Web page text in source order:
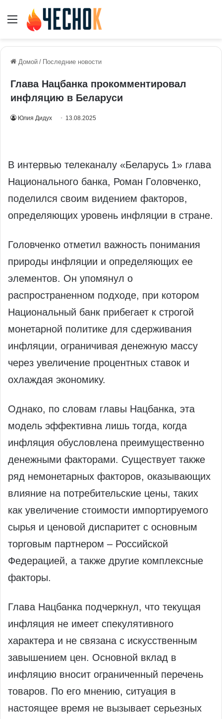
Меню
Домой / Последние новости
Глава Нацбанка прокомментировал
инфляцию в Беларуси
Юлия Дидух 13.08.2025
В интервью телеканалу «Беларусь 1» глава
Национального банка, Роман Головченко,
поделился своим видением факторов,
определяющих уровень инфляции в стране.
Головченко отметил важность понимания
природы инфляции и определяющих ее
элементов. Он упомянул о
распространенном подходе, при котором
Национальный банк прибегает к строгой
монетарной политике для сдерживания
инфляции, ограничивая денежную массу
через увеличение процентных ставок и
охлаждая экономику.
Однако, по словам главы Нацбанка, эта
модель эффективна лишь тогда, когда
инфляция обусловлена преимущественно
денежными факторами. Существует также
ряд немонетарных факторов, оказывающих
влияние на потребительские цены, таких
как увеличение стоимости импортируемого
сырья и ценовой диспаритет с основным
торговым партнером – Российской
Федерацией, а также другие комплексные
факторы.
Глава Нацбанка подчеркнул, что текущая
инфляция не имеет спекулятивного
характера и не связана с искусственным
завышением цен. Основной вклад в
инфляцию вносит ограниченный перечень
товаров. По его мнению, ситуация в
настоящее время не вызывает серьезных